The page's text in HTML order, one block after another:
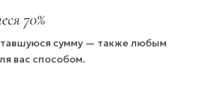
70%
сумму — также любым
вас способом.